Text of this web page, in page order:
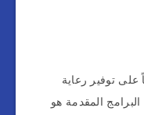
على توفير رعاية
المقدمة هو